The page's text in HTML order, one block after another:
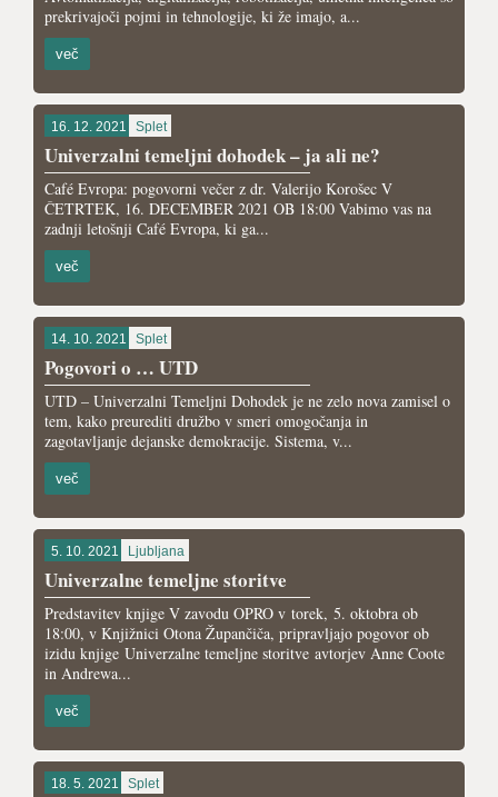
prekrivajoči pojmi in tehnologije, ki že imajo, a...
več
16. 12. 2021 Splet
Univerzalni temeljni dohodek – ja ali ne?
Café Evropa: pogovorni večer z dr. Valerijo Korošec V
ČETRTEK, 16. DECEMBER 2021 OB 18:00 Vabimo vas na
zadnji letošnji Café Evropa, ki ga...
več
14. 10. 2021 Splet
Pogovori o … UTD
UTD – Univerzalni Temeljni Dohodek je ne zelo nova zamisel o
tem, kako preurediti družbo v smeri omogočanja in
zagotavljanje dejanske demokracije. Sistema, v...
več
5. 10. 2021 Ljubljana
Univerzalne temeljne storitve
Predstavitev knjige V zavodu OPRO v torek, 5. oktobra ob
18:00, v Knjižnici Otona Župančiča, pripravljajo pogovor ob
izidu knjige Univerzalne temeljne storitve avtorjev Anne Coote
in Andrewa...
več
18. 5. 2021 Splet